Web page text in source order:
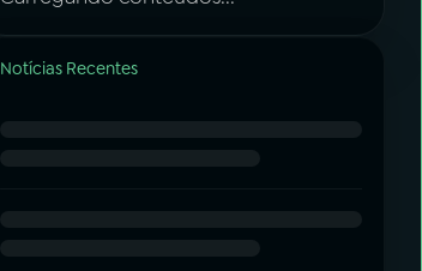
Notícias Recentes